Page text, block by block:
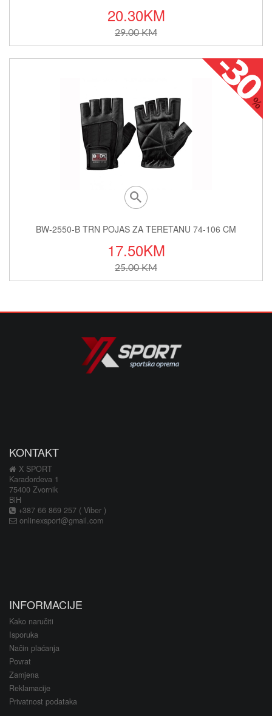
106 CM
KONTAKT
X SPORT
Karađorđeva 1
75400 Zvornik
BiH
+387 66 869 257 ( Viber )
onlinexsport@gmail.com
INFORMACIJE
Kako naručiti
Isporuka
Način plaćanja
Povrat
Zamjena
Reklamacije
Privatnost podataka